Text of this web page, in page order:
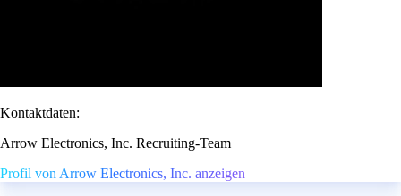
Kontaktdaten:
Arrow Electronics, Inc. Recruiting-Team
Profil von Arrow Electronics, Inc. anzeigen